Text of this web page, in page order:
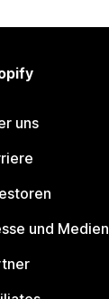
uns
und Medien